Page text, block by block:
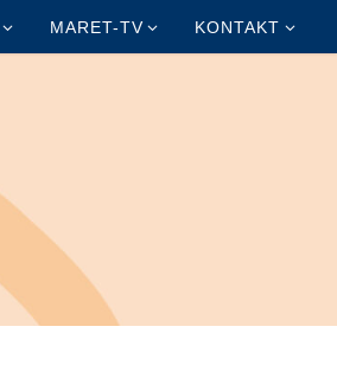
MARET-TV KONTAKT